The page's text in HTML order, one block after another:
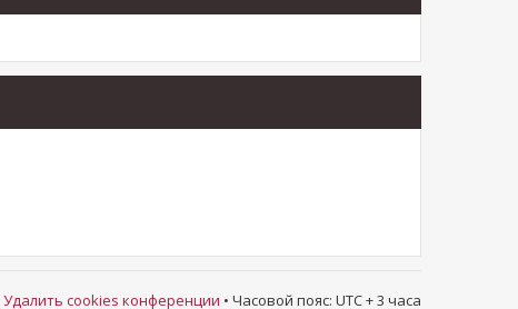
Удалить cookies конференции • Часовой пояс: UTC + 3 часа